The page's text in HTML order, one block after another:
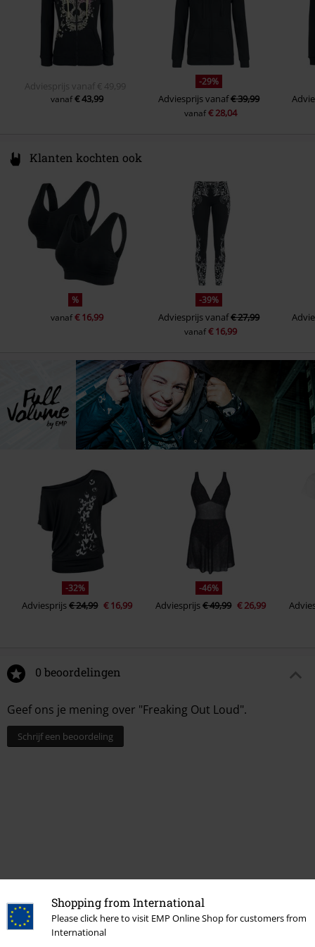
Shopping from International
Please click here to visit EMP Online Shop for customers from
International
kangoeroezak
zwart
Adviesprijs vanaf € 49,99
vanaf€ 43,99
-29%
Adviesprijsvanaf€ 39,99
vanaf€ 28,04
Klanten kochten ook
%
vanaf€ 16,99
-39%
Adviesprijsvanaf€ 27,99
vanaf€ 16,99
-32%
Adviesprijs€ 24,99 € 16,99
-46%
Adviesprijs€ 49,99 € 26,99
0 beoordelingen
Geef ons je mening over "Freaking Out Loud".
Schrijf een beoordeling
Laatst bezocht